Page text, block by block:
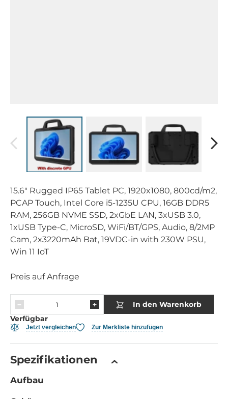
15.6" Rugged IP65 Tablet PC, 1920x1080, 800cd/m2,
PCAP Touch, Intel Core i5-1235U CPU, 16GB DDR5
RAM, 256GB NVME SSD, 2xGbE LAN, 3xUSB 3.0,
1xUSB Type-C, MicroSD, WiFi/BT/GPS, Audio, 8/2MP
Cam, 2x3220mAh Bat, 19VDC-in with 230W PSU,
Win 11 IoT
Preis auf Anfrage
In den Warenkorb
Verfügbar
Jetzt vergleichen Zur Merkliste hinzufügen
Spezifikationen
Aufbau